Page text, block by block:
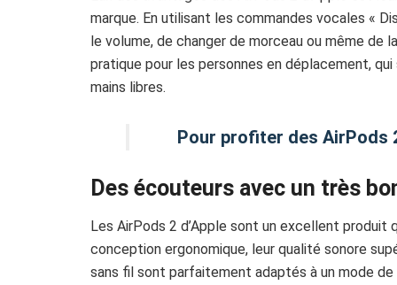
marque. En utilisant les commandes vocales «
le volume, de changer de morceau ou même
pratique pour les personnes en déplacement,
mains libres.
Pour profiter des AirPods
Des écouteurs avec un très
Les AirPods 2 d’Apple sont un excellent
conception ergonomique, leur qualité sonore
sans fil sont parfaitement adaptés à un mode